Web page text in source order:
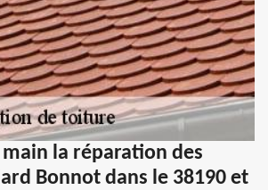
la réparation des
Bonnot dans le 38190 et